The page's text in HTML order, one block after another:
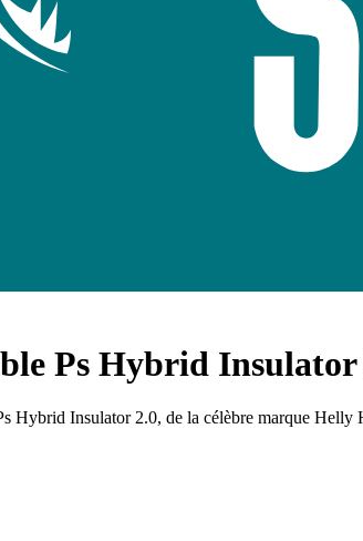
Ps Hybrid Insulator
Hybrid Insulator 2.0, de la célèbre marque Helly